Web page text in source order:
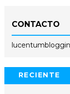
CONTACTO
RECIENTE